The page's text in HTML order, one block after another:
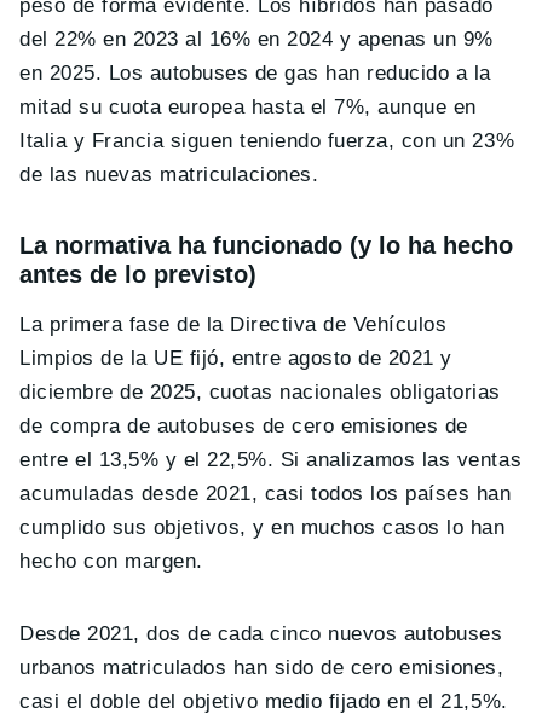
peso de forma evidente. Los híbridos han pasado
del 22% en 2023 al 16% en 2024 y apenas un 9%
en 2025. Los autobuses de gas han reducido a la
mitad su cuota europea hasta el 7%, aunque en
Italia y Francia siguen teniendo fuerza, con un 23%
de las nuevas matriculaciones.
La normativa ha funcionado (y lo ha hecho
antes de lo previsto)
La primera fase de la Directiva de Vehículos
Limpios de la UE fijó, entre agosto de 2021 y
diciembre de 2025, cuotas nacionales obligatorias
de compra de autobuses de cero emisiones de
entre el 13,5% y el 22,5%. Si analizamos las ventas
acumuladas desde 2021, casi todos los países han
cumplido sus objetivos, y en muchos casos lo han
hecho con margen.
Desde 2021, dos de cada cinco nuevos autobuses
urbanos matriculados han sido de cero emisiones,
casi el doble del objetivo medio fijado en el 21,5%.